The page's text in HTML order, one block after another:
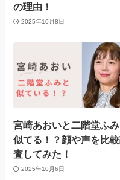
の理由！
2025年10月8日
宮崎あおいと二階堂ふ
似てる！？顔や声を比
査してみた！
2025年10月6日